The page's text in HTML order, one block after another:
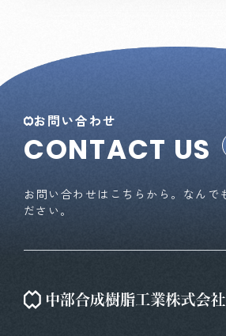
お問い合わせ
CONTACT US
お問い合わせはこちらから。なんで
ださい。